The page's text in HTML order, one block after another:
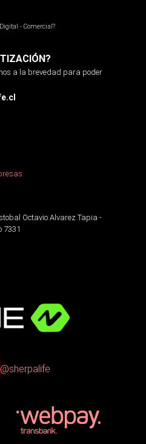
- Comercial?
a la brevedad para poder
Octavio Alvarez Tapia -
7331
@sherpalife